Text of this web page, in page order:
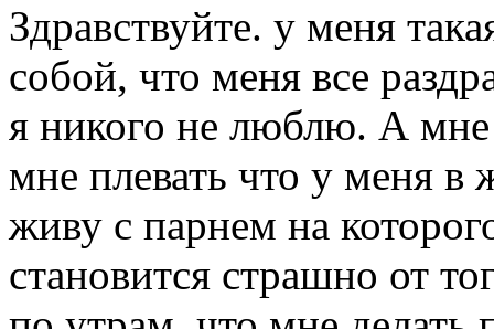
Здравствуйте. у меня
собой, что меня все
я никого не люблю. А мне
мне плевать что у меня в
живу с парнем на
становится страшно от